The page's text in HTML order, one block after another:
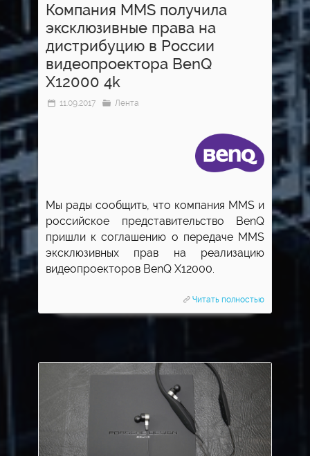
Компания MMS получила
эксклюзивные права на
дистрибуцию в России
видеопроектора BenQ
X12000 4k
11.09.2017 Лента
Мы рады сообщить, что компания MMS и
российское представительство BenQ
пришли к соглашению о передаче MMS
эксклюзивных прав на реализацию
видеопроекторов BenQ X12000.
Читать полностью